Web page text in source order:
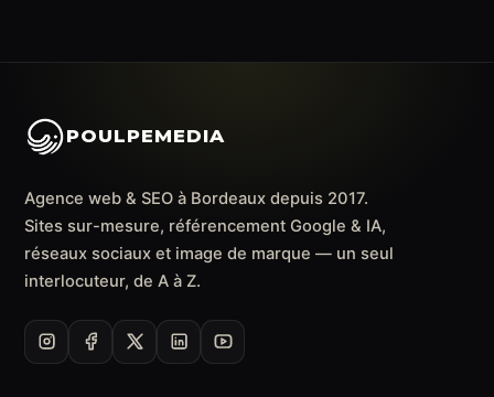
POULPEMEDIA
Agence web & SEO à Bordeaux depuis 2017.
Sites sur-mesure, référencement Google & IA,
réseaux sociaux et image de marque — un seul
interlocuteur, de A à Z.